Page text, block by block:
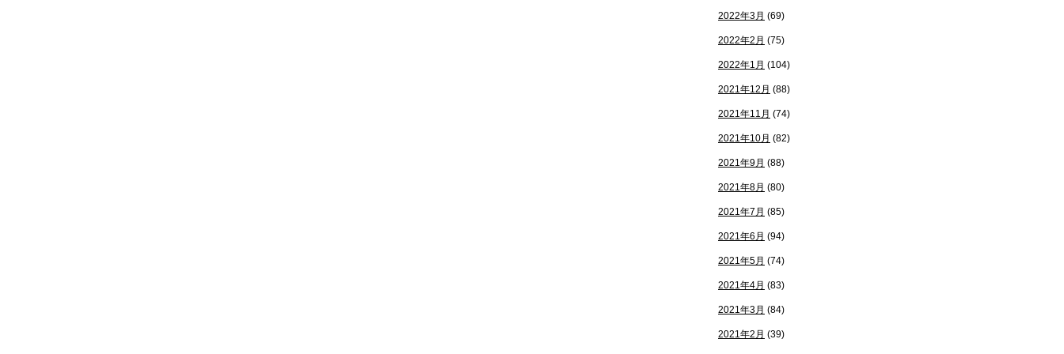
2022年3月 (69)
2022年2月 (75)
2022年1月 (104)
2021年12月 (88)
2021年11月 (74)
2021年10月 (82)
2021年9月 (88)
2021年8月 (80)
2021年7月 (85)
2021年6月 (94)
2021年5月 (74)
2021年4月 (83)
2021年3月 (84)
2021年2月 (39)